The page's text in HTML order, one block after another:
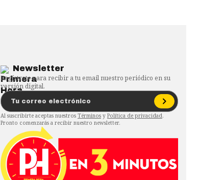
Newsletter
Regístrate para recibir a tu email nuestro periódico en su
versión digital.
Al suscribirte aceptas nuestros Términos y Política de privacidad.
Pronto comenzarás a recibir nuestro newsletter.